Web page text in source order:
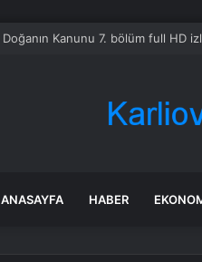
Tokat’ta Sel Riski: Otomobil
ANASAYFA HABER